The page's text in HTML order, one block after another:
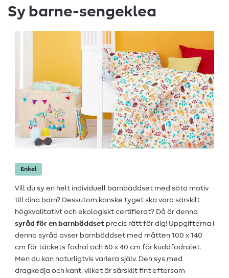
Sy barne-sengeklea
Enkel
Vill du sy en helt individuell barnbäddset med söta motiv
till dina barn? Dessutom kanske tyget ska vara särskilt
högkvalitativt och ekologiskt certifierat? Då är denna
syråd för en barnbäddset precis rätt för dig! Uppgifterna i
denna syråd avser barnbäddset med måtten 100 x 140
cm för täckets fodral och 60 x 40 cm för kuddfodralet.
Men du kan naturligtvis variera själv. Den sys med
dragkedja och kant, vilket är särskilt fint eftersom